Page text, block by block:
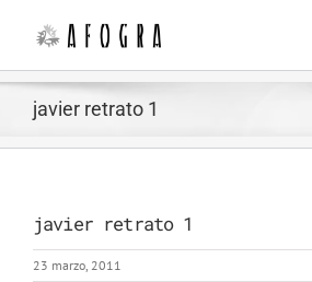
contenido
javier retrato 1
javier retrato 1
23 marzo, 2011